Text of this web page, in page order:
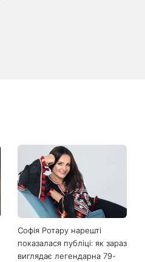
Софія Ротару нарешті
показалася публіці: як зараз
виглядає легендарна 79-